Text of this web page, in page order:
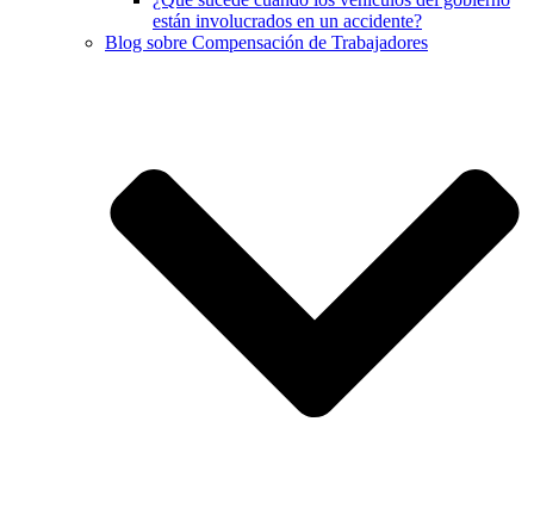
están involucrados en un accidente?
Blog sobre Compensación de Trabajadores